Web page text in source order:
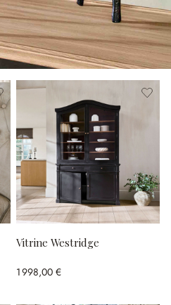
Vitrine Westridge
1 998,00 €